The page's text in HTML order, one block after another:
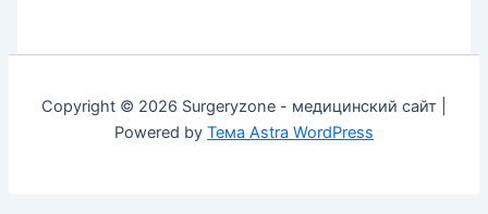
Copyright © 2026 Surgeryzone - медицинский сайт |
Powered by Тема Astra WordPress